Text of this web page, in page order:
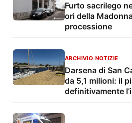
Furto sacrilego
ori della
processione
ARCHIVIO NOTIZIE
Darsena di San
da 5,1 milioni: il
definitivamente